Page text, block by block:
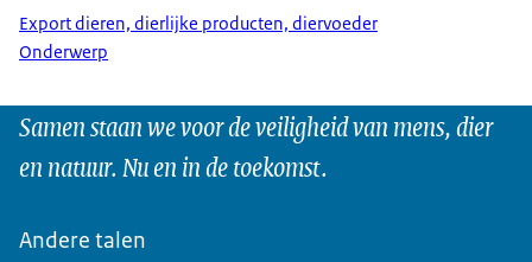
Export dieren, dierlijke producten, diervoeder
Onderwerp
Samen staan we voor de veiligheid van mens, dier
en natuur. Nu en in de toekomst.
Andere talen